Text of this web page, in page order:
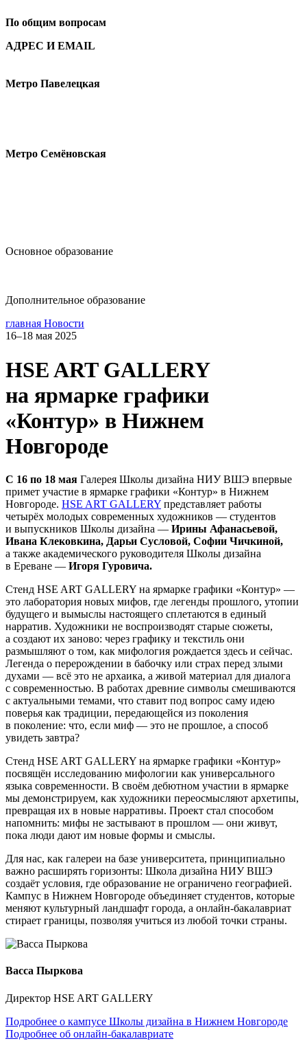
По общим вопросам
АДРЕС И EMAIL
Метро Павелецкая
Метро Семёновская
Основное образование
Дополнительное образование
главная Новости
16–18 мая 2025
HSE ART GALLERY
на ярмарке графики
«Контур» в Нижнем
Новгороде
С 16 по 18 мая Галерея Школы дизайна НИУ ВШЭ впервые
примет участие в ярмарке графики «Контур» в Нижнем
Новгороде. HSE ART GALLERY представляет работы
четырёх молодых современных художников — студентов
и выпускников Школы дизайна — Ирины Афанасьевой,
Ивана Клековкина, Дарьи Сусловой, Софии Чичкиной,
а также академического руководителя Школы дизайна
в Ереване — Игоря Гуровича.
Стенд HSE ART GALLERY на ярмарке графики «Контур» —
это лаборатория новых мифов, где легенды прошлого, утопии
будущего и вымыслы настоящего сплетаются в единый
нарратив. Художники не воспроизводят старые сюжеты,
а создают их заново: через графику и текстиль они
размышляют о том, как мифология рождается здесь и сейчас.
Легенда о перерождении в бабочку или страх перед злыми
духами — всё это не архаика, а живой материал для диалога
с современностью. В работах древние символы смешиваются
с актуальными темами, что ставит под вопрос саму идею
поверья как традиции, передающейся из поколения
в поколение: что, если миф — это не прошлое, а способ
увидеть завтра?
Стенд HSE ART GALLERY на ярмарке графики «Контур»
посвящён исследованию мифологии как универсального
языка современности. В своём дебютном участии в ярмарке
мы демонстрируем, как художники переосмысляют архетипы,
превращая их в новые нарративы. Проект стал способом
напомнить: мифы не застывают в прошлом — они живут,
пока люди дают им новые формы и смыслы.
Для нас, как галереи на базе университета, принципиально
важно расширять горизонты: Школа дизайна НИУ ВШЭ
создаёт условия, где образование не ограничено географией.
Кампус в Нижнем Новгороде объединяет студентов, которые
меняют культурный ландшафт города, а онлайн-бакалавриат
стирает границы, позволяя учиться из любой точки страны.
Васса Пыркова
Директор HSE ART GALLERY
Подробнее о кампусе Школы дизайна в Нижнем Новгороде
Подробнее об онлайн-бакалавриате